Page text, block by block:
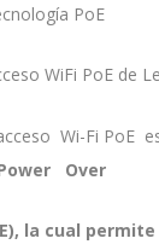
PoE
Wi-Fi PoE
Over
la cual permite